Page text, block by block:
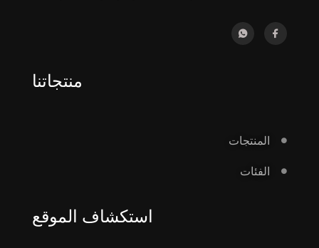
منتجاتنا
المنتجات
الفئات
استكشاف الموقع